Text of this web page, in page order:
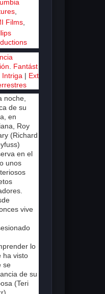
Films
Fantást
Intriga | Ext
noche,
de su
en
Roy
(Richard
en el
unos
vive
lo
ha visto
se
de su
(Teri